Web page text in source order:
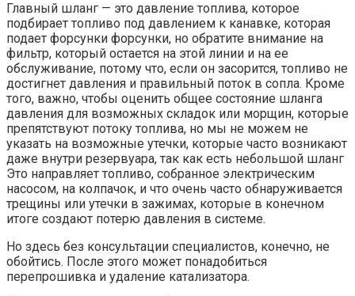
Главный шланг — это давление топлива, которое
подбирает топливо под давлением к канавке, которая
подает форсунки форсунки, но обратите внимание на
фильтр, который остается на этой линии и на ее
обслуживание, потому что, если он засорится, топливо не
достигнет давления и правильный поток в сопла. Кроме
того, важно, чтобы оценить общее состояние шланга
давления для возможных складок или морщин, которые
препятствуют потоку топлива, но мы не можем не
указать на возможные утечки, которые часто возникают
даже внутри резервуара, так как есть небольшой шланг
Это направляет топливо, собранное электрическим
насосом, на колпачок, и что очень часто обнаруживается
трещины или утечки в зажимах, которые в конечном
итоге создают потерю давления в системе.
Но здесь без консультации специалистов, конечно, не
обойтись. После этого может понадобиться
перепрошивка и удаление катализатора.